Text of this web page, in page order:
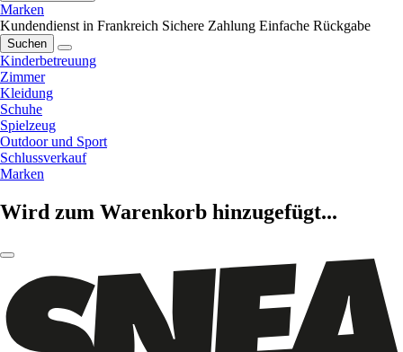
Marken
Kundendienst in Frankreich Sichere Zahlung Einfache Rückgabe
Suchen
Kinderbetreuung
Zimmer
Kleidung
Schuhe
Spielzeug
Outdoor und Sport
Schlussverkauf
Marken
Wird zum Warenkorb hinzugefügt...